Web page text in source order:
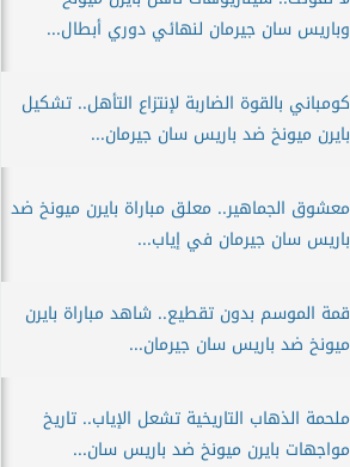
وباريس سان جيرمان لنهائي دوري أبطال...
كومباني بالقوة الضاربة لإنتزاع التأهل.. تشكيل
بايرن ميونخ ضد باريس سان جيرمان...
معشوق الجماهير.. معلق مباراة بايرن ميونخ ضد
باريس سان جيرمان في إياب...
قمة الموسم بدون تقطيع.. شاهد مباراة بايرن
ميونخ ضد باريس سان جيرمان...
ملحمة الذهاب التاريخية تشعل الإياب.. تاريخ
مواجهات بايرن ميونخ ضد باريس سان...